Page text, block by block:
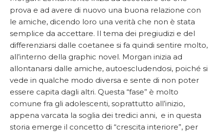
prova e ad avere di nuovo una buona relazione con
le amiche, dicendo loro una verità che non è stata
semplice da accettare. Il tema dei pregiudizi e del
differenziarsi dalle coetanee si fa quindi sentire molto,
all’interno della graphic novel. Morgan inizia ad
allontanarsi dalle amiche, autoescludendosi, poiché si
vede in qualche modo diversa e sente di non poter
essere capita dagli altri. Questa “fase” è molto
comune fra gli adolescenti, soprattutto all’inizio,
appena varcata la soglia dei tredici anni, e in questa
storia emerge il concetto di “crescita interiore”, per